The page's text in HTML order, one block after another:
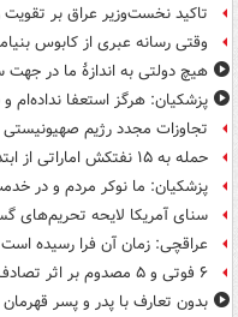
تاکید نخست‌وزیر عراق بر تقویت
وقتی رسانه عبری از کابوس
هیچ دولتی به اندازۀ ما در
پزشکیان: هرگز استعفا نداده‌ام
تجاوزات مجدد رژیم
حمله به ۱۵ نفتکش‌ اماراتی از ابتدای جنگ
پزشکیان: ما نوکر مردم و در
سنای آمریکا لایحه تحریم‌های
عراقچی: زمان آن فرا رسیده
۶ فوتی و ۵ مصدوم بر اثر تصادف زنجیره‌ای
بدون تعارف با پدر و پسر قهرمان